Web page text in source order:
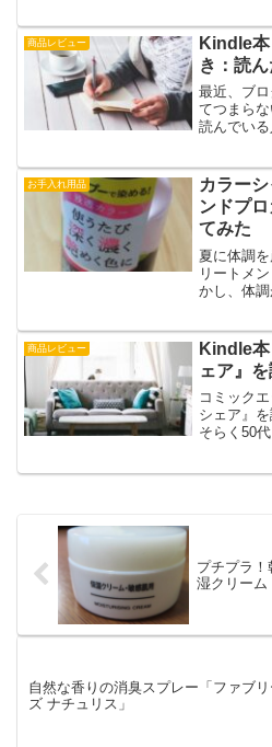
も、相手
んでいる
商品レビュー
Kindle
き：読
最近、ブ
てつまら
読んでい
慣』。読
したくな
お手入れ用品
カラー
ンドプ
てみた
夏に体調
リートメ
かし、体調
り染まる
と併用す
商品レビュー
Kindle
ェア』
コミック
シェア』
そらく50
プチプラ
湿クリーム
自然な香りの消臭スプレー「ファブリ
ズ ナチュリス」